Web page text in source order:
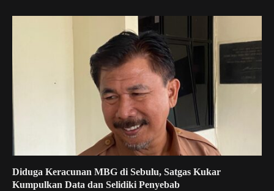
Diduga Keracunan MBG di Sebulu, Satgas Kukar
Kumpulkan Data dan Selidiki Penyebab